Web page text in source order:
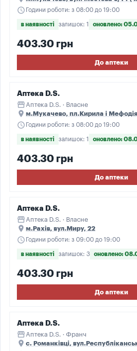
schedule Години роботи: з 08:00 до 19:00
в наявності залишок: 1 оновлено:
403.30 грн
До аптеки
Аптека D.S.
storefront Аптека D.S. · Власне
place м.Мукачево, пл.Кирила і
schedule Години роботи: з 08:00 до 19:00
в наявності залишок: 1 оновлено:
403.30 грн
До аптеки
Аптека D.S.
storefront Аптека D.S. · Власне
place м.Рахів, вул.Миру, 22
schedule Години роботи: з 09:00 до 19:00
в наявності залишок: 3 оновлено:
403.30 грн
До аптеки
Аптека D.S.
storefront Аптека D.S. · Франч
place с. Романківці,